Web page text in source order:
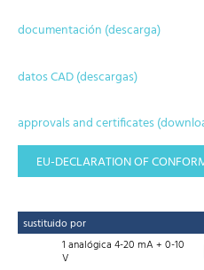
documentación (descarga)
datos CAD (descargas)
approvals and certificates
EU-DECLARATION OF
sustituido por
1 analógica 4-20 mA + 0-10
V